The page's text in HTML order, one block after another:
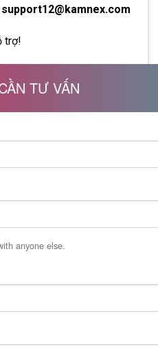
support12@kamnex.com
trợ!
TƯ VẤN
anyone else.